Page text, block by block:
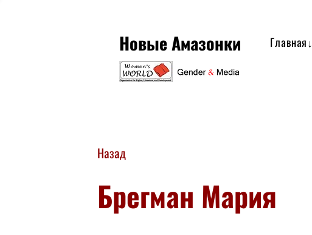
Новые Амазонки Главная↓
Назад
Брегман Мария